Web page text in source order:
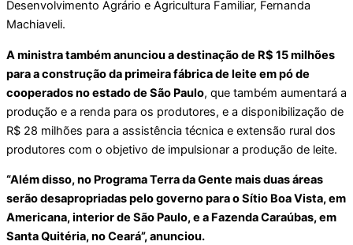
Desenvolvimento Agrário e Agricultura Familiar, Fernanda
Machiaveli.
A ministra também anunciou a destinação de R$ 15 milhões
para a construção da primeira fábrica de leite em pó de
cooperados no estado de São Paulo, que também aumentará a
produção e a renda para os produtores, e a disponibilização de
R$ 28 milhões para a assistência técnica e extensão rural dos
produtores com o objetivo de impulsionar a produção de leite.
“Além disso, no Programa Terra da Gente mais duas áreas
serão desapropriadas pelo governo para o Sítio Boa Vista, em
Americana, interior de São Paulo, e a Fazenda Caraúbas, em
Santa Quitéria, no Ceará”, anunciou.